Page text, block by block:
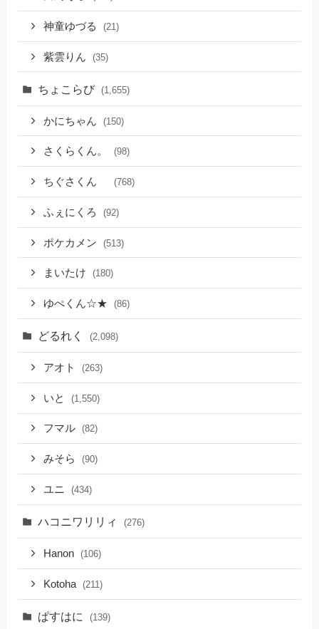
神童ゆづる (21)
紫雲りん (35)
ちょこらび (1,655)
かにちゃん (150)
さくらくん。 (98)
ちぐさくん (768)
ふぇにくろ (92)
ポケカメン (513)
まいたけ (180)
ゆぺくん☆★ (86)
どるれく (2,098)
アオト (263)
いと (1,550)
フマル (82)
みそら (90)
ユニ (434)
ハコニワリリィ (276)
Hanon (106)
Kotoha (211)
ぱすはに (139)